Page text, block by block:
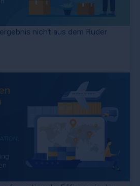
nicht aus dem Ruder